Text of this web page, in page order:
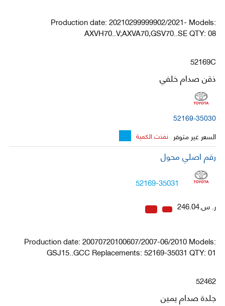
Production date: 20210299999902/2021- Models:
AXVH70..V;AXVA70,GSV70..SE QTY: 08
52169C
ذقن صدام خلفي
52169-35030
السعر غير متوفر نفذت الكمية
رقم اصلي محول
52169-35031
ر. س.246.04
Production date: 20070720100607/2007-06/2010 Models:
GSJ15..GCC Replacements: 52169-35031 QTY: 01
52462
جلدة صدام يمين